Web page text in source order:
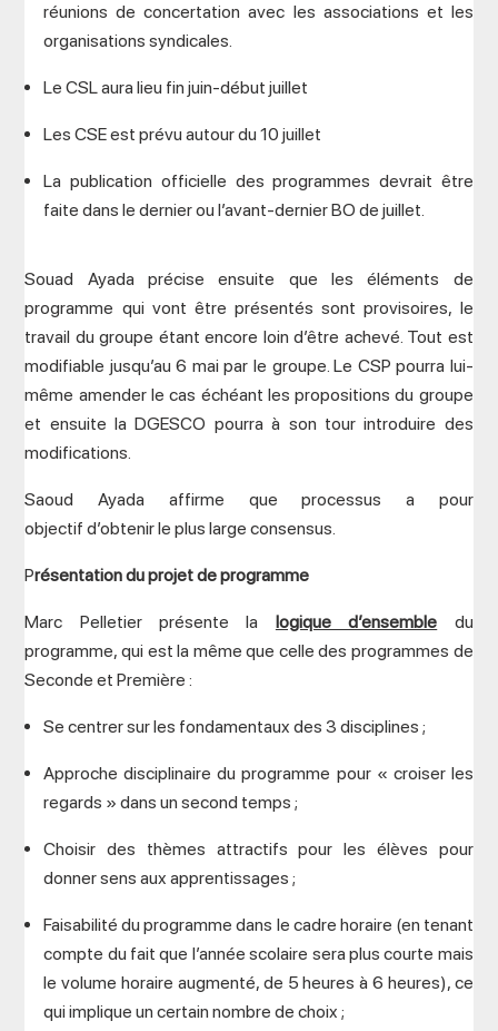
réunions de concertation avec les associations et les
organisations syndicales.
Le CSL aura lieu fin juin-début juillet
Les CSE est prévu autour du 10 juillet
La publication officielle des programmes devrait être
faite dans le dernier ou l’avant-dernier BO de juillet.
Souad Ayada précise ensuite que les éléments de
programme qui vont être présentés sont provisoires, le
travail du groupe étant encore loin d’être achevé. Tout est
modifiable jusqu’au 6 mai par le groupe. Le CSP pourra lui-
même amender le cas échéant les propositions du groupe
et ensuite la DGESCO pourra à son tour introduire des
modifications.
Saoud Ayada affirme que processus a pour
objectif d’obtenir le plus large consensus.
Présentation du projet de programme
Marc Pelletier présente la logique d’ensemble du
programme, qui est la même que celle des programmes de
Seconde et Première :
Se centrer sur les fondamentaux des 3 disciplines ;
Approche disciplinaire du programme pour « croiser les
regards » dans un second temps ;
Choisir des thèmes attractifs pour les élèves pour
donner sens aux apprentissages ;
Faisabilité du programme dans le cadre horaire (en tenant
compte du fait que l’année scolaire sera plus courte mais
le volume horaire augmenté, de 5 heures à 6 heures), ce
qui implique un certain nombre de choix ;